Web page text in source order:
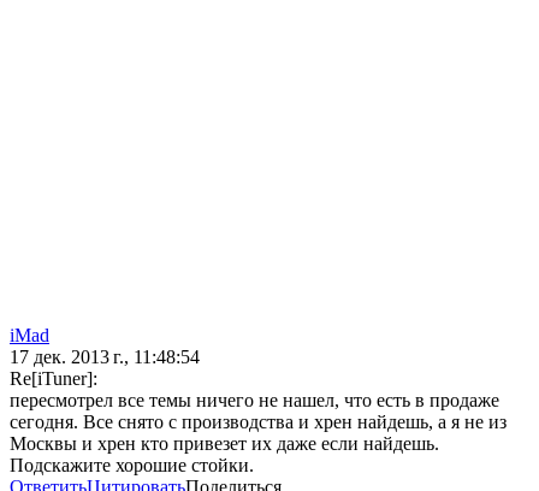
iMad
17 дек. 2013 г., 11:48:54
Re[iTuner]:
пересмотрел все темы ничего не нашел, что есть в продаже
сегодня. Все снято с производства и хрен найдешь, а я не из
Москвы и хрен кто привезет их даже если найдешь.
Подскажите хорошие стойки.